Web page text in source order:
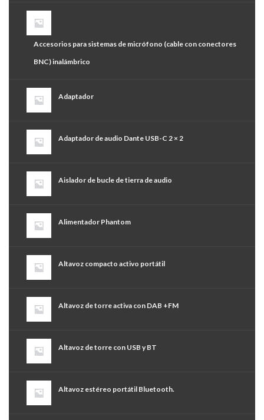
Accesorios para sistemas de micrófono (cable con conectores
BNC) inalámbrico
Adaptador
Adaptador de audio Dante USB-C 2 × 2
Aislador de bucle de tierra de audio
Alimentador Phantom
Altavoz compacto activo portátil
Altavoz de torre activa con DAB +FM
Altavoz de torre con USB y BT
Altavoz estéreo portátil Bluetooth.